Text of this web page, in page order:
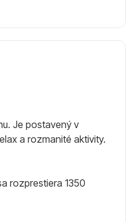
Je postavený v
a rozmanité aktivity.
rozprestiera 1350